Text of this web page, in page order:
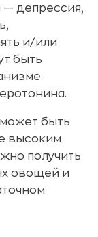
— депрессия,
и/или
быть
быть
высоким
получить
овощей и